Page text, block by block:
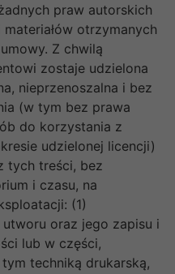
praw autorskich
otrzymanych
Z chwilą
zostaje udzielona
nieprzenoszalna i bez
(w tym bez prawa
do korzystania z
udzielonej licencji)
tych treści, bez
i czasu, na
(1)
oraz jego zapisu i
lub w części,
techniką drukarską,